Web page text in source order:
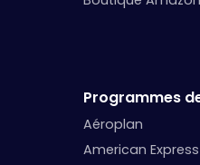
Programmes
Aéroplan
American